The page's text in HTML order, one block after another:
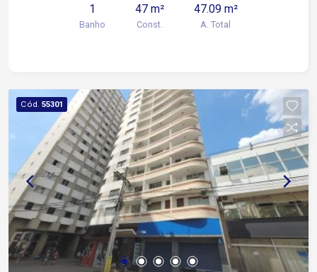
escritório, consultório, comércio ou serviços
diversos Diferenciais da localização: Situada na
comércios e serviços Uma excelente
oportunidade para instalar seu negócio em um
ponto estratégico da cidade!
1
Banho
47 m²
Const.
47.09 m²
A. Total
Cód. 55301